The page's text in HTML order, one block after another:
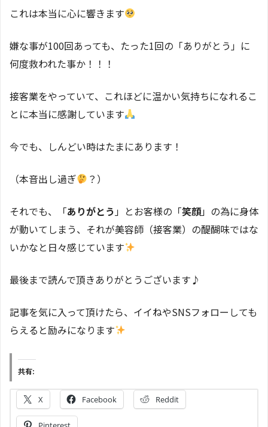
これは本当に心に響きます
嫌な事が100回あっても、たった1回の「ありがとう」に
何度救われた事か！！！
接客業をやっていて、これほどに温かい気持ちになれるこ
とに本当に感謝しています
今でも、しんどい時はたまにあります！
（本音出し過ぎ ？）
それでも、「ありがとう」とお客様の「笑顔」の為に身体
が動いてしまう、それが美容師（接客業）の醍醐味ではな
いかなと日々感じています
最後まで読んで頂きありがとうございます♪
記事を気に入って頂けたら、イイねやSNSフォローしても
らえると励みになります
共有:
X Facebook Reddit